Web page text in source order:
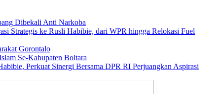
Dibekali Anti Narkoba
Strategis ke Rusli Habibie, dari WPR hingga Relokasi Fuel
Gorontalo
Se-Kabupaten Boltara
Perkuat Sinergi Bersama DPR RI Perjuangkan Aspirasi